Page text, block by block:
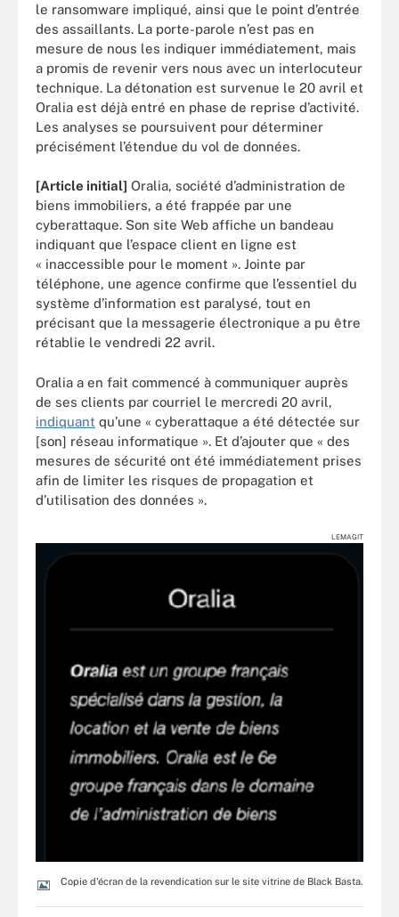
le ransomware impliqué, ainsi que le point d’entrée
des assaillants. La porte-parole n’est pas en
mesure de nous les indiquer immédiatement, mais
a promis de revenir vers nous avec un interlocuteur
technique. La détonation est survenue le 20 avril et
Oralia est déjà entré en phase de reprise d’activité.
Les analyses se poursuivent pour déterminer
précisément l’étendue du vol de données.
[Article initial] Oralia, société d’administration de
biens immobiliers, a été frappée par une
cyberattaque. Son site Web affiche un bandeau
indiquant que l’espace client en ligne est
« inaccessible pour le moment ». Jointe par
téléphone, une agence confirme que l’essentiel du
système d’information est paralysé, tout en
précisant que la messagerie électronique a pu être
rétablie le vendredi 22 avril.
Oralia a en fait commencé à communiquer auprès
de ses clients par courriel le mercredi 20 avril,
indiquant qu’une « cyberattaque a été détectée sur
[son] réseau informatique ». Et d’ajouter que « des
mesures de sécurité ont été immédiatement prises
afin de limiter les risques de propagation et
d’utilisation des données ».
LEMAGIT
Copie d'écran de la revendication sur le site vitrine de Black Basta.